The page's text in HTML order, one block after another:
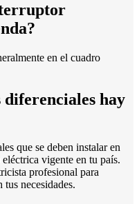
en el cuadro
hay
que se deben instalar en
vigente en tu país.
profesional para
tus necesidades.